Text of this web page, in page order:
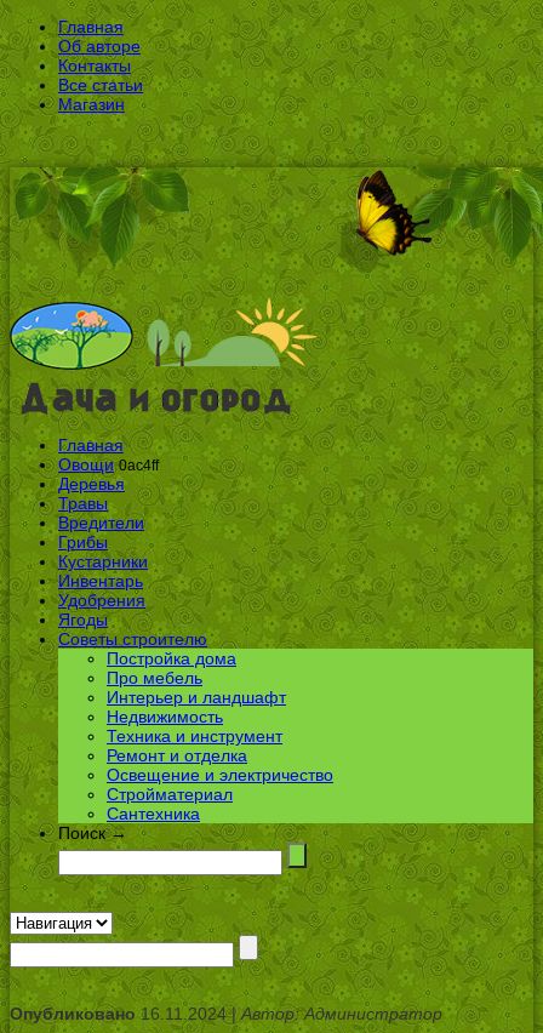
Главная
Об авторе
Контакты
Все статьи
Магазин
Главная
Овощи 0ac4ff
Деревья
Травы
Вредители
Грибы
Кустарники
Инвентарь
Удобрения
Ягоды
Советы строителю
Постройка дома
Про мебель
Интерьер и ландшафт
Недвижимость
Техника и инструмент
Ремонт и отделка
Освещение и электричество
Стройматериал
Сантехника
Поиск →
Опубликовано16.11.2024 | Автор: Администратор